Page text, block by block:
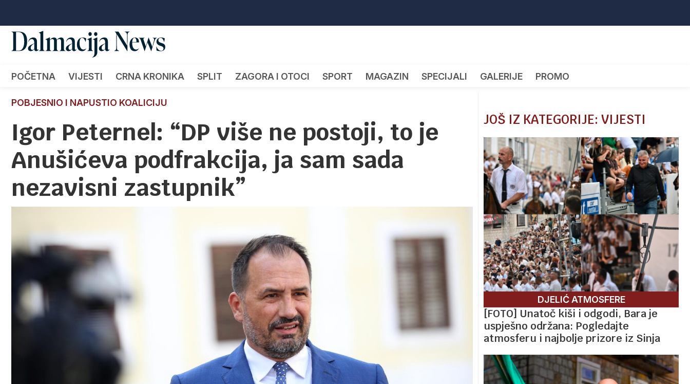
POČETNA VIJESTI CRNA KRONIKA SPLIT ZAGORA I OTOCI SPORT MAGAZIN SPECIJALI GALERIJE PROMO
POBJESNIO I NAPUSTIO KOALICIJU
Igor Peternel: “DP više ne postoji, to je
Anušićeva podfrakcija, ja sam sada
nezavisni zastupnik”
JOŠ IZ KATEGORIJE: VIJESTI
DJELIĆ ATMOSFERE
[FOTO] Unatoč kiši i odgodi, Bara je
uspješno održana: Pogledajte
atmosferu i najbolje prizore iz Sinja